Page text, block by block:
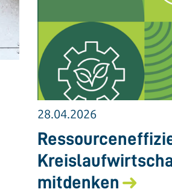
28.04.2026
mitdenken